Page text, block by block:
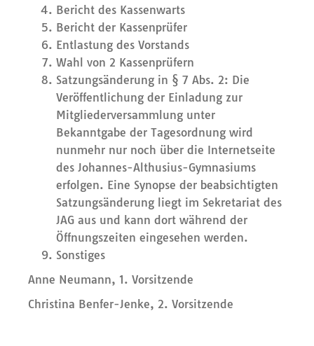
Bericht des Kassenwarts
Bericht der Kassenprüfer
Entlastung des Vorstands
Wahl von 2 Kassenprüfern
Satzungsänderung in § 7 Abs. 2: Die
Veröffentlichung der Einladung zur
Mitgliederversammlung unter
Bekanntgabe der Tagesordnung wird
nunmehr nur noch über die Internetseite
des Johannes-Althusius-Gymnasiums
erfolgen. Eine Synopse der beabsichtigten
Satzungsänderung liegt im Sekretariat des
JAG aus und kann dort während der
Öffnungszeiten eingesehen werden.
Sonstiges
Anne Neumann, 1. Vorsitzende
Christina Benfer-Jenke, 2. Vorsitzende